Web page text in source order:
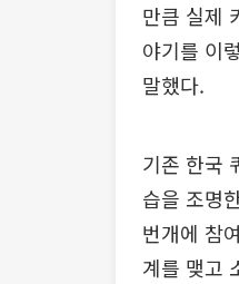
만큼 실제
야기를 이
말했다.
기존 한국
습을 조명
번개에 참
계를 맺고